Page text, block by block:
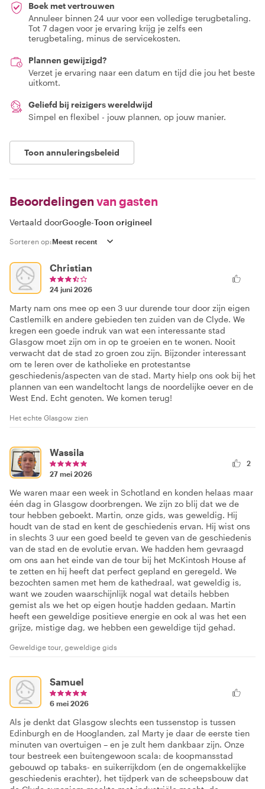
Boek met vertrouwen
Annuleer binnen 24 uur voor een volledige terugbetaling.
Tot 7 dagen voor je ervaring krijg je zelfs een
terugbetaling, minus de servicekosten.
Plannen gewijzigd?
Verzet je ervaring naar een datum en tijd die jou het beste
uitkomt.
Geliefd bij reizigers wereldwijd
Simpel en flexibel - jouw plannen, op jouw manier.
Toon annuleringsbeleid
Beoordelingen van gasten
Vertaald doorGoogle-Toon origineel
Sorteren op:
Christian
24 juni 2026
Marty nam ons mee op een 3 uur durende tour door zijn eigen
Castlemilk en andere gebieden ten zuiden van de Clyde. We
kregen een goede indruk van wat een interessante stad
Glasgow moet zijn om in op te groeien en te wonen. Nooit
verwacht dat de stad zo groen zou zijn. Bijzonder interessant
om te leren over de katholieke en protestantse
geschiedenis/aspecten van de stad. Marty hielp ons ook bij het
plannen van een wandeltocht langs de noordelijke oever en de
West End. Echt genoten. We komen terug!
Het echte Glasgow zien
Wassila
27 mei 2026
2
We waren maar een week in Schotland en konden helaas maar
één dag in Glasgow doorbrengen. We zijn zo blij dat we de
tour hebben geboekt. Martin, onze gids, was geweldig. Hij
houdt van de stad en kent de geschiedenis ervan. Hij wist ons
in slechts 3 uur een goed beeld te geven van de geschiedenis
van de stad en de evolutie ervan. We hadden hem gevraagd
om ons aan het einde van de tour bij het McKintosh House af
te zetten en hij heeft dat perfect gepland en geregeld. We
bezochten samen met hem de kathedraal, wat geweldig is,
want we zouden waarschijnlijk nogal wat details hebben
gemist als we het op eigen houtje hadden gedaan. Martin
heeft een geweldige positieve energie en ook al was het een
grijze, mistige dag, we hebben een geweldige tijd gehad.
Geweldige tour, geweldige gids
Samuel
6 mei 2026
Als je denkt dat Glasgow slechts een tussenstop is tussen
Edinburgh en de Hooglanden, zal Marty je daar de eerste tien
minuten van overtuigen – en je zult hem dankbaar zijn. Onze
tour bestreek een buitengewoon scala: de koopmansstad
gebouwd op tabaks- en suikerrijkdom (en de ongemakkelijke
geschiedenis erachter), het tijdperk van de scheepsbouw dat